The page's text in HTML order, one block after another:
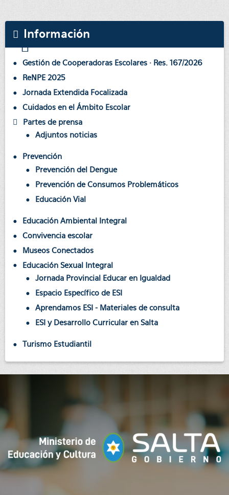
Información
Gestión de Cooperadoras Escolares · Res. 167/2026
ReNPE 2025
Jornada Extendida Focalizada
Cuidados en el Ámbito Escolar
Partes de prensa
Adjuntos noticias
Prevención
Prevención del Dengue
Prevención de Consumos Problemáticos
Educación Vial
Educación Ambiental Integral
Convivencia escolar
Museos Conectados
Educación Sexual Integral
Jornada Provincial Educar en Igualdad
Espacio Específico de ESI
Aprendamos ESI - Materiales de consulta
ESI y Desarrollo Curricular en Salta
Turismo Estudiantil